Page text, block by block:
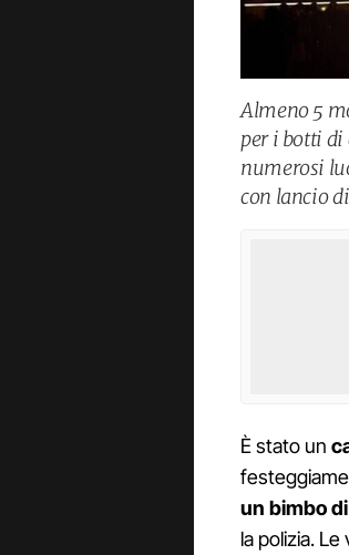
Almeno 5
per i botti di
numerosi
con lancio
È stato un
un bimbo
la polizia.